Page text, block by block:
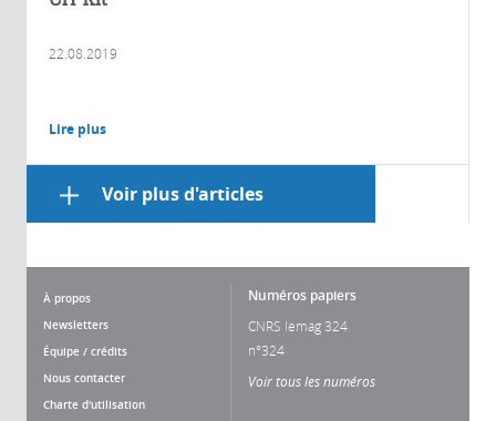
22.08.2019
Lire plus
Voir plus d'articles
À propos
Newsletters
Équipe / crédits
Nous contacter
Charte d'utilisation
Numéros papiers
CNRS lemag 324
n°324
Voir tous les numéros